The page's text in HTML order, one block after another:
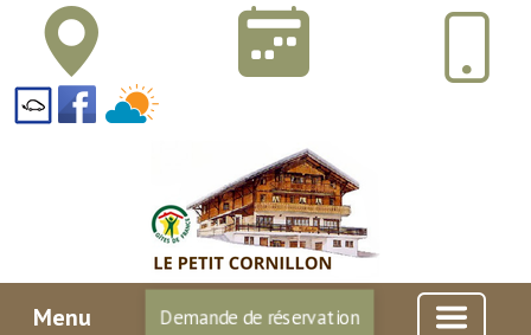
Menu Demande de réservation